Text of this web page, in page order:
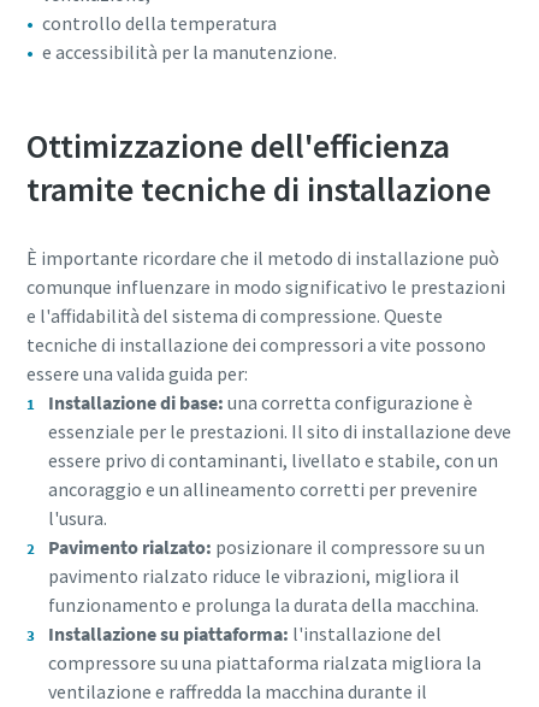
controllo della temperatura
e accessibilità per la manutenzione.
Ottimizzazione dell'efficienza
tramite tecniche di installazione
È importante ricordare che il metodo di installazione può
comunque influenzare in modo significativo le prestazioni
e l'affidabilità del sistema di compressione. Queste
tecniche di installazione dei compressori a vite possono
essere una valida guida per:
Installazione di base: una corretta configurazione è
essenziale per le prestazioni. Il sito di installazione deve
essere privo di contaminanti, livellato e stabile, con un
ancoraggio e un allineamento corretti per prevenire
l'usura.
Pavimento rialzato: posizionare il compressore su un
pavimento rialzato riduce le vibrazioni, migliora il
funzionamento e prolunga la durata della macchina.
Installazione su piattaforma: l'installazione del
compressore su una piattaforma rialzata migliora la
ventilazione e raffredda la macchina durante il